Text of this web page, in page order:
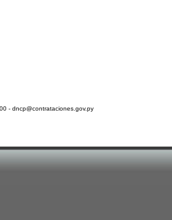
- dncp@contrataciones.gov.py